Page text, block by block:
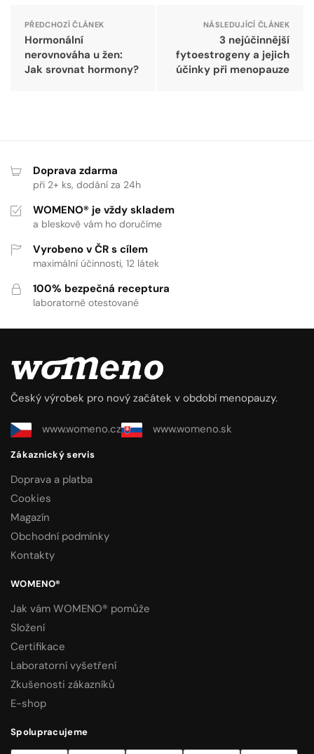
PŘEDCHOZÍ ČLÁNEK
Hormonální
nerovnováha u žen:
Jak srovnat hormony?
NÁSLEDUJÍCÍ ČLÁNEK
3 nejúčinnější
fytoestrogeny a jejich
účinky při menopauze
Doprava zdarma
při 2+ ks, dodání za 24h
WOMENO® je vždy skladem
a bleskově vám ho doručíme
Vyrobeno v ČR s cílem
maximální účinnosti, 12 látek
100% bezpečná receptura
laboratorně otestované
Český výrobek pro nový začátek v období menopauzy.
www.womeno.cz www.womeno.sk
Zákaznický servis
Doprava a platba
Cookies
Magazín
Obchodní podmínky
Kontakty
WOMENO®
Jak vám WOMENO® pomůže
Složení
Certifikace
Laboratorní vyšetření
Zkušenosti zákazníků
E-shop
Spolupracujeme